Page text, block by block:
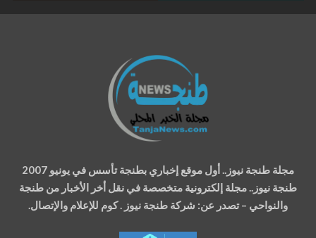
مجلة طنجة نيوز.. أول موقع إخباري بطنجة تأسس في يونيو 2007
طنجة نيوز.. مجلة إلكترونية متخصصة في نقل أخر الأخبار من طنجة
والنواحي – تصدر عن: شركة طنجة نيوز . كوم للإعلام والإتصال.